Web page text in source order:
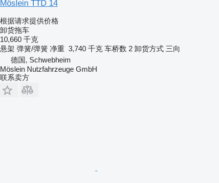
Möslein TTD 14
根据请求提供价格
卸货拖车
10,660 千克
悬架 弹簧/弹簧 净重 3,740 千克 车桥数 2 卸货方式 三向
德国, Schwebheim
Möslein Nutzfahrzeuge GmbH
联系卖方